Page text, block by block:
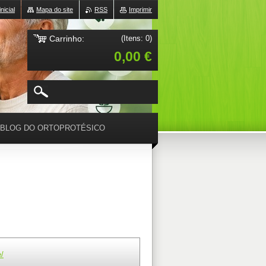
BLOG DO ORTOPROTÉSICO
Imprimir
RSS
Mapa do site
Carrinho: (Itens: 0)
0,00 €